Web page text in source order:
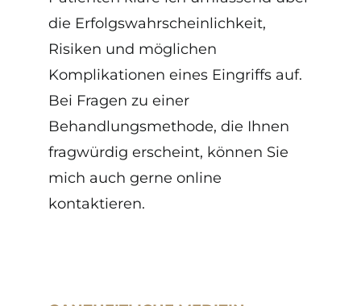
die Erfolgswahrscheinlichkeit,
Risiken und möglichen
Komplikationen eines Eingriffs auf.
Bei Fragen zu einer
Behandlungsmethode, die Ihnen
fragwürdig erscheint, können Sie
mich auch gerne online
kontaktieren.